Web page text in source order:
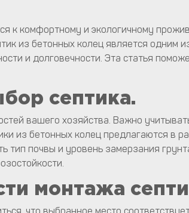
к комфортному и экологичному
из бетонных колец является
и долговечности. Эта статья
септика.
вашего хозяйства. Важно
из бетонных колец предлагаются в
почвы и уровень замерзания
монтажа